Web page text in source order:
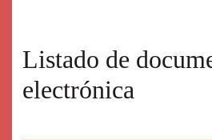
Listado de
electrónica